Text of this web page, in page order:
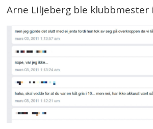
Arne Liljeberg ble klubbmester